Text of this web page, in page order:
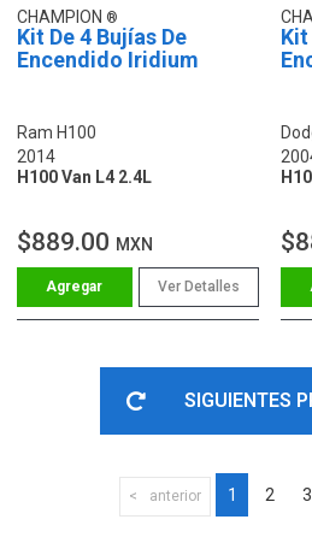
CHAMPION
Kit De 4 Bujías De
Encendido Iridium
Ram H100
2014
H100 Van L4 2.4L
$889.00 MXN
Ver Detalles
Kit
SIGUIENTES
anterior 1 2 3